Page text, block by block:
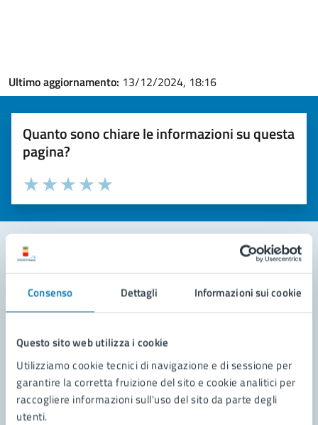
Consenso Dettagli Informazioni sui cookie
Questo sito web utilizza i cookie
Utilizziamo cookie tecnici di navigazione e di sessione per
garantire la corretta fruizione del sito e cookie analitici per
raccogliere informazioni sull'uso del sito da parte degli
utenti.
Ultimo aggiornamento: 13/12/2024, 18:16
Quanto sono chiare le informazioni su questa
pagina?
Valuta la chiarezza delle informazioni (da 1 a 5 stelle)
Seleziona il numero di stelle per valutare la chiarezza delle
Valuta 5 stelle su 5
Valuta 4 stelle su 5
Valuta 3 stelle su 5
Valuta 2 stelle su 5
Valuta 1 stelle su 5
Leggi le domande frequenti
Richiedi assistenza
Prenota appuntamento
Problemi in città